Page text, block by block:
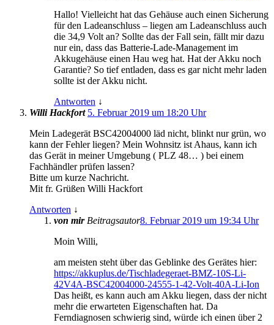
Hallo! Vielleicht hat das Gehäuse auch einen Sicherung
für den Ladeanschluss – liegen am Ladeanschluss auch
die 34,9 Volt an? Sollte das der Fall sein, fällt mir dazu
nur ein, dass das Batterie-Lade-Management im
Akkugehäuse einen Hau weg hat. Hat der Akku noch
Garantie? So tief entladen, dass es gar nicht mehr laden
sollte ist der Akku nicht.
Antworten ↓
Willi Hackfort 5. Februar 2019 um 18:20 Uhr
Mein Ladegerät BSC42004000 läd nicht, blinkt nur grün, wo
kann der Fehler liegen? Mein Wohnsitz ist Ahaus, kann ich
das Gerät in meiner Umgebung ( PLZ 48… ) bei einem
Fachhändler prüfen lassen?
Bitte um kurze Nachricht.
Mit fr. Grüßen Willi Hackfort
Antworten ↓
von mir Beitragsautor8. Februar 2019 um 19:34 Uhr
Moin Willi,
am meisten steht über das Geblinke des Gerätes hier:
https://akkuplus.de/Tischladegeraet-BMZ-10S-Li-
42V4A-BSC42004000-24555-1-42-Volt-40A-Li-Ion
Das heißt, es kann auch am Akku liegen, dass der nicht
mehr die erwarteten Eigenschaften hat. Da
Ferndiagnosen schwierig sind, würde ich einen über 2